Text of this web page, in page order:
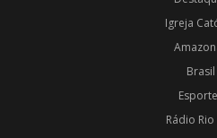
Igreja
Brasil
Rádio